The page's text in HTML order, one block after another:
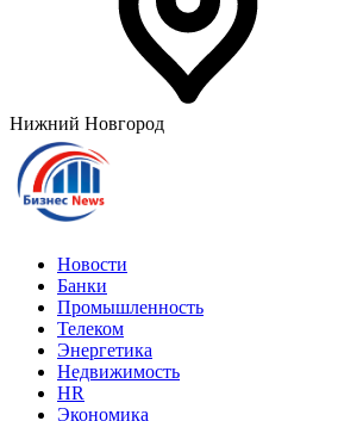
Нижний Новгород
Новости
Банки
Промышленность
Телеком
Энергетика
Недвижимость
HR
Экономика